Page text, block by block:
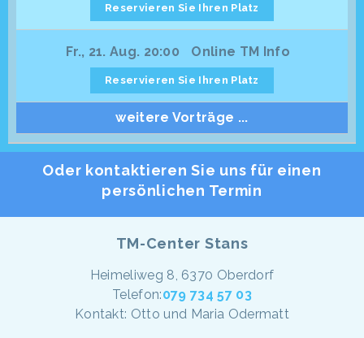
Reservieren Sie Ihren Platz
Fr., 21. Aug. 20:00 Online TM Info
Reservieren Sie Ihren Platz
weitere Vorträge ...
Oder kontaktieren Sie uns für einen
persönlichen Termin
TM-Center Stans
Heimeliweg 8, 6370 Oberdorf
Telefon:079 734 57 03
Kontakt: Otto und Maria Odermatt